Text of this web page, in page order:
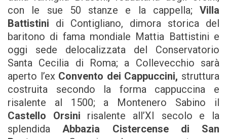
con le sue 50 stanze e la cappella; Villa
Battistini di Contigliano, dimora storica del
baritono di fama mondiale Mattia Battistini e
oggi sede delocalizzata del Conservatorio
Santa Cecilia di Roma; a Collevecchio sarà
aperto l’ex Convento dei Cappuccini, struttura
costruita secondo la forma cappuccina e
risalente al 1500; a Montenero Sabino il
Castello Orsini risalente all’XI secolo e la
splendidaAbbazia Cistercense di San